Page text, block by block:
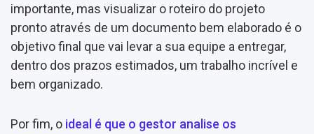
importante, mas visualizar o roteiro do projeto
pronto através de um documento bem elaborado é o
objetivo final que vai levar a sua equipe a entregar,
dentro dos prazos estimados, um trabalho incrível e
bem organizado.
Por fim, o ideal é que o gestor analise os